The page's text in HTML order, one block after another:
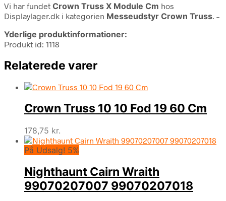
Vi har fundet Crown Truss X Module Cm hos
Displaylager.dk i kategorien Messeudstyr Crown Truss. –
Yderlige produktinformationer:
Produkt id: 1118
Relaterede varer
Crown Truss 10 10 Fod 19 60 Cm
178,75 kr.
På Udsalg! 5%
Nighthaunt Cairn Wraith
99070207007 99070207018